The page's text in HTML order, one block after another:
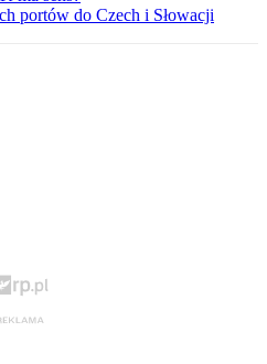
portów do Czech i Słowacji